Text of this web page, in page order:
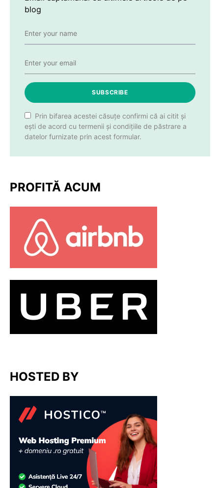
blog
SUBSCRIBE
Prin bifarea acestei căsuțe confirmi că ai citit și
ești de acord cu termenii și condițiile de păstrare a
datelor furnizate prin acest formular.
PROFITĂ ACUM
HOSTED BY